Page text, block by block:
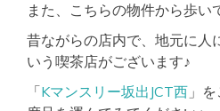
また、こちらの物件から歩い
昔ながらの店内で、地元に人
いう喫茶店がございます♪
「Kマンスリー坂出JCT西 」